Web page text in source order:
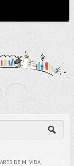
DE MI VIDA,